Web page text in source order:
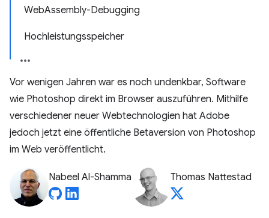
WebAssembly-Debugging
Hochleistungsspeicher
Vor wenigen Jahren war es noch undenkbar, Software
wie Photoshop direkt im Browser auszuführen. Mithilfe
verschiedener neuer Webtechnologien hat Adobe
jedoch jetzt eine öffentliche Betaversion von Photoshop
im Web veröffentlicht.
Nabeel Al-Shamma Thomas Nattestad